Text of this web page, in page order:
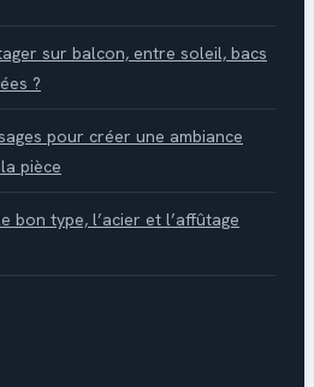
sur balcon, entre soleil, bacs
?
pour créer une ambiance
pièce
bon type, l’acier et l’affûtage